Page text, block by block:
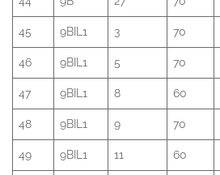
45 9BIL1 3 70
46 9BIL1 5 70
47 9BIL1 8 60
48 9BIL1 9 70
49 9BIL1 11 60